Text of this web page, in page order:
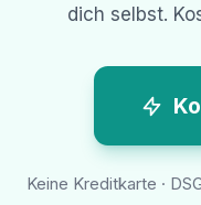
dich selbst.
Keine Kreditkarte ·